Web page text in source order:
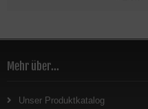
Mehr über...
Unser Produktkatalog